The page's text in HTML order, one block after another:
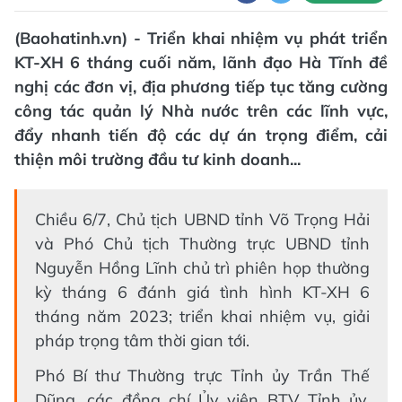
(Baohatinh.vn) - Triển khai nhiệm vụ phát triển
KT-XH 6 tháng cuối năm, lãnh đạo Hà Tĩnh đề
nghị các đơn vị, địa phương tiếp tục tăng cường
công tác quản lý Nhà nước trên các lĩnh vực,
đẩy nhanh tiến độ các dự án trọng điểm, cải
thiện môi trường đầu tư kinh doanh...
Chiều 6/7, Chủ tịch UBND tỉnh Võ Trọng Hải
và Phó Chủ tịch Thường trực UBND tỉnh
Nguyễn Hồng Lĩnh chủ trì phiên họp thường
kỳ tháng 6 đánh giá tình hình KT-XH 6
tháng năm 2023; triển khai nhiệm vụ, giải
pháp trọng tâm thời gian tới.
Phó Bí thư Thường trực Tỉnh ủy Trần Thế